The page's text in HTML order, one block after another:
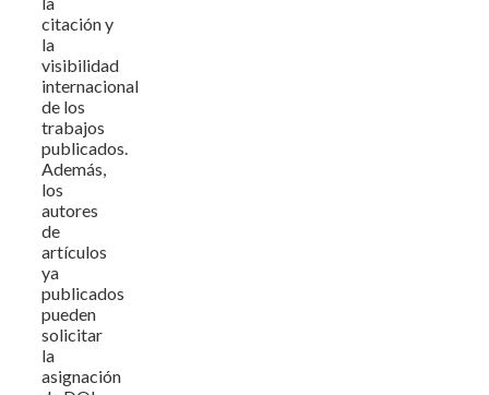
citación y
la
visibilidad
internacional
de los
trabajos
publicados.
Además,
los
autores
de
artículos
ya
publicados
pueden
solicitar
la
asignación